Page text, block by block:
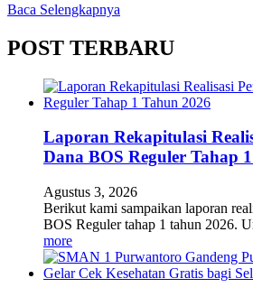
Baca Selengkapnya
POST TERBARU
Laporan Rekapitulasi
Dana BOS Reguler Tahap
Agustus 3, 2026
Berikut kami sampaikan laporan
BOS Reguler tahap 1 tahun 2026.
more